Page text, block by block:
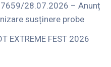
28.07.2026 – Anunț
susținere probe
EXTREME FEST 2026